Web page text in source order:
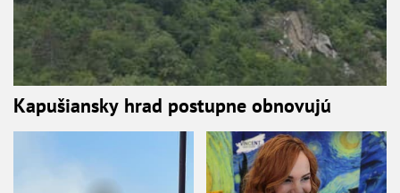
Kapušiansky hrad postupne obnovujú